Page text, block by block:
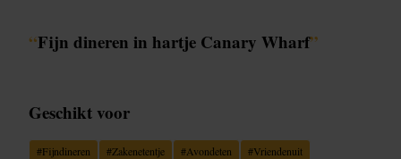
“Fijn dineren in hartje Canary Wharf”
Geschikt voor
#Fijndineren #Zakenetentje #Avondeten #Vriendenuit